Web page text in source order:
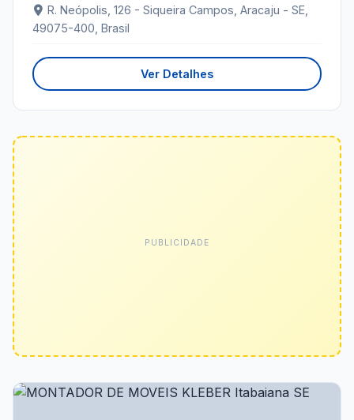
R. Neópolis, 126 - Siqueira Campos, Aracaju - SE,
49075-400, Brasil
Ver Detalhes